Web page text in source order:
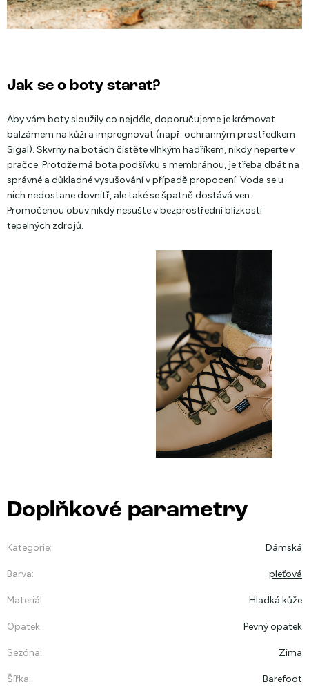
Jak se o boty starat?
Aby vám boty sloužily co nejdéle, doporučujeme je krémovat
balzámem na kůži a impregnovat (např. ochranným prostředkem
Sigal). Skvrny na botách čistěte vlhkým hadříkem, nikdy neperte v
pračce. Protože má bota podšívku s membránou, je třeba dbát na
správné a důkladné vysušování v případě propocení. Voda se u
nich nedostane dovnitř, ale také se špatně dostává ven.
Promočenou obuv nikdy nesušte v bezprostřední blízkosti
tepelných zdrojů.
Doplňkové parametry
Kategorie: Dámská
Barva: pleťová
Materiál: Hladká kůže
Opatek: Pevný opatek
Sezóna: Zima
Šířka: Barefoot